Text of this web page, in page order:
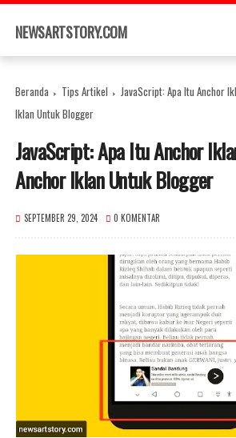
×
NEWSARTSTORY.COM
Beranda Tips Artikel
JavaScript: Apa Itu Anchor
Iklan Untuk Blogger
JavaScript: Apa Itu Anchor
Anchor Iklan Untuk Blogger
SEPTEMBER 29, 2024 0 KOMENTAR